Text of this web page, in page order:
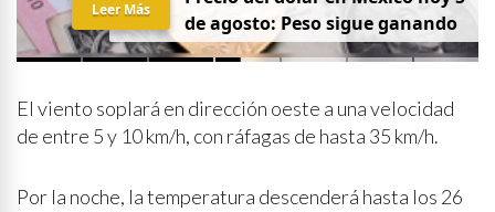
de agosto: Peso sigue ganando
Leer Más
El viento soplará en dirección oeste a una velocidad
de entre 5 y 10 km/h, con ráfagas de hasta 35 km/h.
Por la noche, la temperatura descenderá hasta los 26